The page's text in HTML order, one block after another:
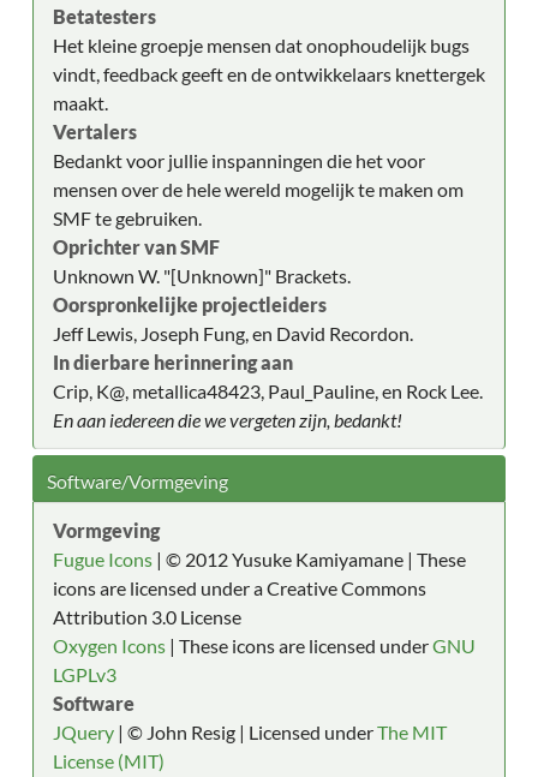
Betatesters
Het kleine groepje mensen dat onophoudelijk bugs
vindt, feedback geeft en de ontwikkelaars knettergek
maakt.
Vertalers
Bedankt voor jullie inspanningen die het voor
mensen over de hele wereld mogelijk te maken om
SMF te gebruiken.
Oprichter van SMF
Unknown W. "[Unknown]" Brackets.
Oorspronkelijke projectleiders
Jeff Lewis, Joseph Fung, en David Recordon.
In dierbare herinnering aan
Crip, K@, metallica48423, Paul_Pauline, en Rock Lee.
En aan iedereen die we vergeten zijn, bedankt!
Software/Vormgeving
Vormgeving
Fugue Icons | © 2012 Yusuke Kamiyamane | These
icons are licensed under a Creative Commons
Attribution 3.0 License
Oxygen Icons | These icons are licensed underGNU
LGPLv3
Software
JQuery | © John Resig | Licensed underThe MIT
License (MIT)